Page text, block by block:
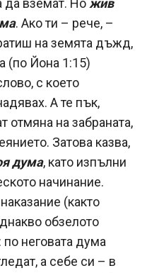
да вземат. Но жив
. Ако ти – рече, –
на земята дъжд,
(по Йона 1:15)
с което
А те пък,
отмяна на забраната,
Затова казва,
дума, като изпълни
начинание.
(както
обзелото
неговата дума
а себе си – в